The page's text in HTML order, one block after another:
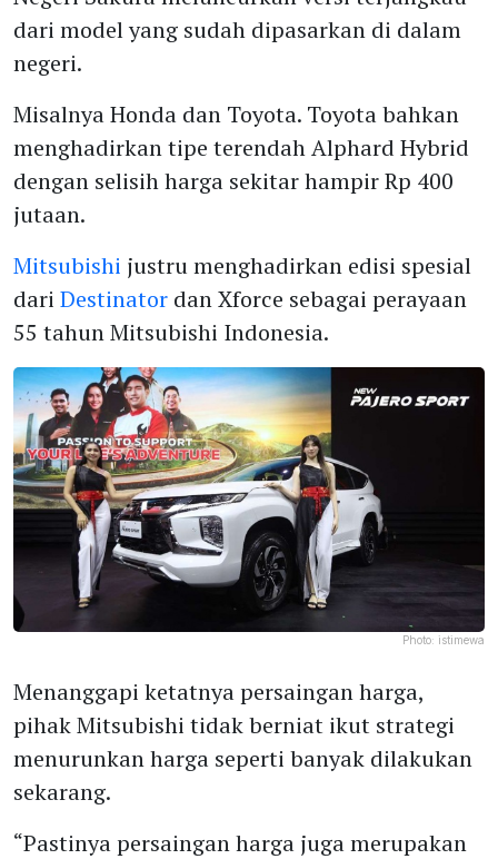
dari model yang sudah dipasarkan di dalam
negeri.
Misalnya Honda dan Toyota. Toyota bahkan
menghadirkan tipe terendah Alphard Hybrid
dengan selisih harga sekitar hampir Rp 400
jutaan.
Mitsubishi justru menghadirkan edisi spesial
dari Destinator dan Xforce sebagai perayaan
55 tahun Mitsubishi Indonesia.
Photo: istimewa
Menanggapi ketatnya persaingan harga,
pihak Mitsubishi tidak berniat ikut strategi
menurunkan harga seperti banyak dilakukan
sekarang.
“Pastinya persaingan harga juga merupakan